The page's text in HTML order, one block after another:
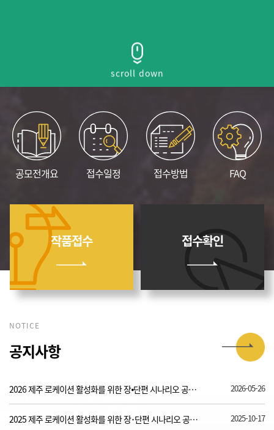
scroll down
퀵링크
공모전개요 접수일정 접수방법 FAQ
작품접수 접수확인
NOTICE
공지사항
2026 제주 로케이션 활성화를 위한 장⦁단편 시나리오 공모전 공고.. 2026-05-26
2025 제주 로케이션 활성화를 위한 장･단편 시나리오 공모전 본선심사 최.. 2025-10-17